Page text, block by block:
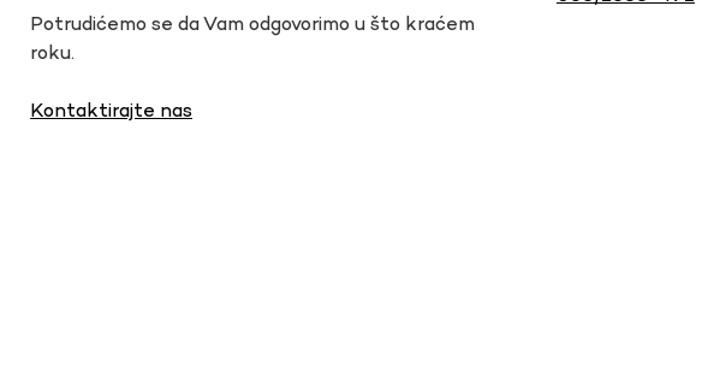
Potrudićemo se da Vam odgovorimo u što kraćem
roku.
Kontaktirajte nas